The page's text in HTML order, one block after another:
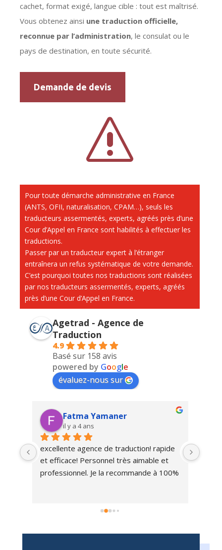
cachet, format exigé, langue cible : tout est maîtrisé.
Vous obtenez ainsi une traduction officielle,
reconnue par l’administration, le consulat ou le
pays de destination, en toute sécurité.
Demande de devis
s
Pour toute démarche administrative en France
(ANTS, OFII, naturalisation, CPAM…), seuls les
traducteurs assermentés, experts, agréés près d’une
Cour d’Appel en France sont habilités à effectuer les
traductions.
Passer par un traducteur expert à l’étranger
entraînera un refus systématique de votre demande.
C’est pourquoi toutes nos traductions sont réalisées
par nos traducteurs assermentés, experts, agréés
près d’une Cour d’Appel en France.
Agetrad - Agence de
Traduction
4.9
Basé sur 158 avis
powered by Google
évaluez-nous sur
Fatma Yamaner
il y a 4 ans
excellente agence de traduction! rapide
et efficace! Personnel très aimable et
professionnel. Je la recommande à 100%